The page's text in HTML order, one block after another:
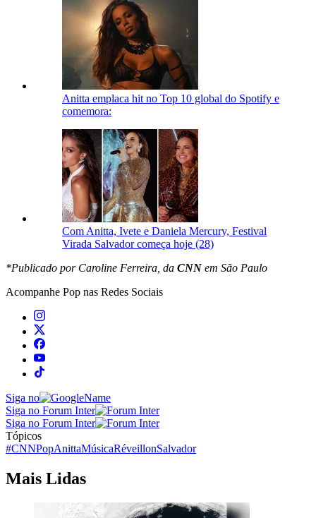
Anitta emplaca hit no Top 10 global do Spotify e
comemora:
Com Anitta, Ivete e Daniela Mercury, Festival
Virada Salvador começa hoje (28)
*Publicado por Caroline Ferreira, da CNN em São Paulo
Acompanhe Pop nas Redes Sociais
Siga no
Siga no Forum Inter
Siga no Forum Inter
Tópicos
#CNNPopAnittaMúsicaRéveillonSalvador
Mais Lidas